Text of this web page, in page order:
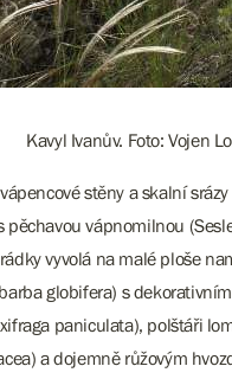
Kavyl Ivanův. Foto: Vojen
stěny a skalní
pěchavou vápnomilnou
vyvolá na malé ploše
globifera) s
paniculata), polštáři
a dojemně růžovým